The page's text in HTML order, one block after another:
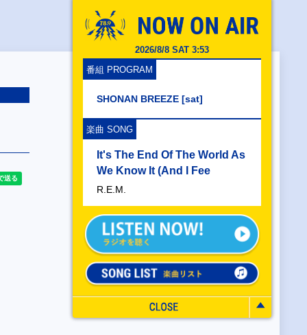
2026/8/8 SAT 3:53
番組 PROGRAM
SHONAN BREEZE [sat]
楽曲 SONG
It's The End Of The World As
We Know It (And I Fee
R.E.M.